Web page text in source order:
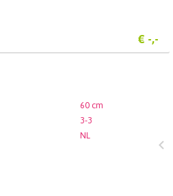
€ -,-
60 cm
3-3
NL